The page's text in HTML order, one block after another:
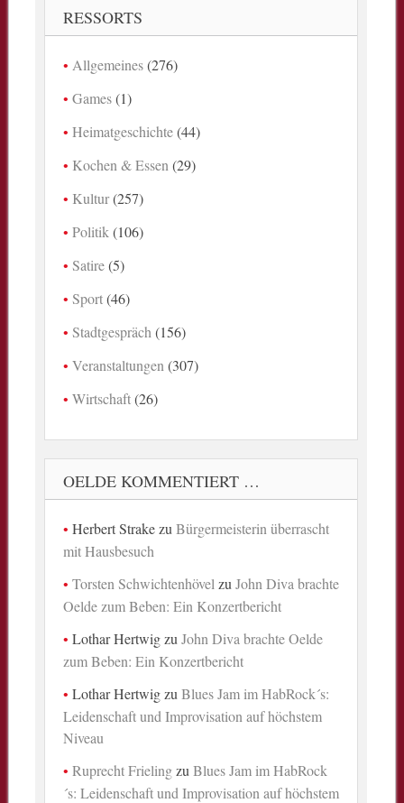
RESSORTS
Allgemeines(276)
Games(1)
Heimatgeschichte(44)
Kochen & Essen (29)
Kultur(257)
Politik (106)
Satire(5)
Sport(46)
Stadtgespräch (156)
Veranstaltungen (307)
Wirtschaft(26)
OELDE KOMMENTIERT …
Herbert StrakezuBürgermeisterin überrascht
mit Hausbesuch
Torsten Schwichtenhövel zuJohn Diva brachte
Oelde zum Beben: Ein Konzertbericht
Lothar HertwigzuJohn Diva brachte Oelde
zum Beben: Ein Konzertbericht
Lothar HertwigzuBlues Jam im HabRock´s:
Leidenschaft und Improvisation auf höchstem
Niveau
Ruprecht FrielingzuBlues Jam im HabRock
´s: Leidenschaft und Improvisation auf höchstem